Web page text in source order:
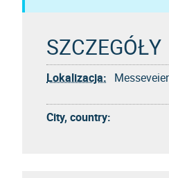
SZCZEGÓŁY
Lokalizacja:
City, country: